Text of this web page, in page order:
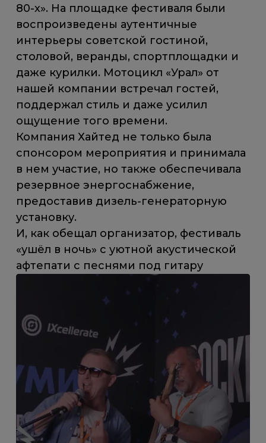
80-х». На площадке фестиваля были
воспроизведены аутентичные
интерьеры советской гостиной,
столовой, веранды, спортплощадки и
даже курилки. Мотоцикл «Урал» от
нашей компании встречал гостей,
поддержал стиль и даже усилил
ощущение того времени.
Компания Хайтед не только была
спонсором мероприятия и принимала
в нем участие, но также обеспечивала
резервное энергоснабжение,
предоставив дизель-генераторную
установку.
И, как обещал организатор, фестиваль
«ушёл в ночь» с уютной акустической
афтепати с песнями под гитару